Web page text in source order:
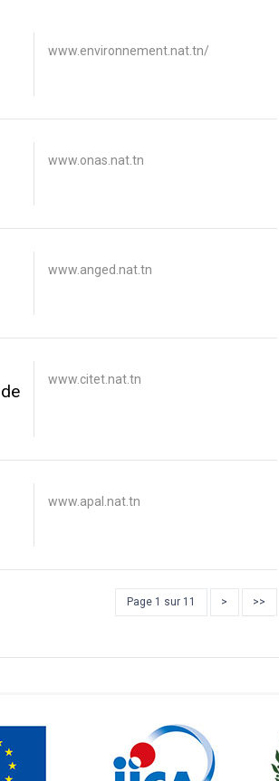
www.environnement.nat.tn/
www.onas.nat.tn
www.anged.nat.tn
www.citet.nat.tn
www.apal.nat.tn
Page 1 sur 11 > >>